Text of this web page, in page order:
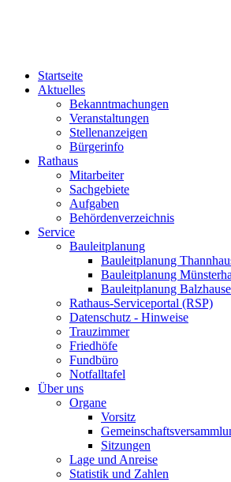
Startseite
Aktuelles
Bekanntmachungen
Veranstaltungen
Stellenanzeigen
Bürgerinfo
Rathaus
Mitarbeiter
Sachgebiete
Aufgaben
Behördenverzeichnis
Service
Bauleitplanung
Bauleitplanung
Bauleitplanung
Bauleitplanung
Rathaus-Serviceportal (RSP)
Datenschutz - Hinweise
Trauzimmer
Friedhöfe
Fundbüro
Notfalltafel
Über uns
Organe
Vorsitz
Sitzungen
Lage und Anreise
Statistik und Zahlen